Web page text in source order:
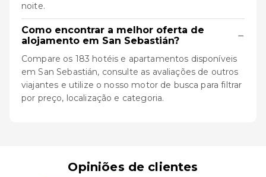
noite.
Como encontrar a melhor oferta de
alojamento em San Sebastián?
−
Compare os 183 hotéis e apartamentos disponíveis
em San Sebastián, consulte as avaliações de outros
viajantes e utilize o nosso motor de busca para filtrar
por preço, localização e categoria.
Opiniões de clientes